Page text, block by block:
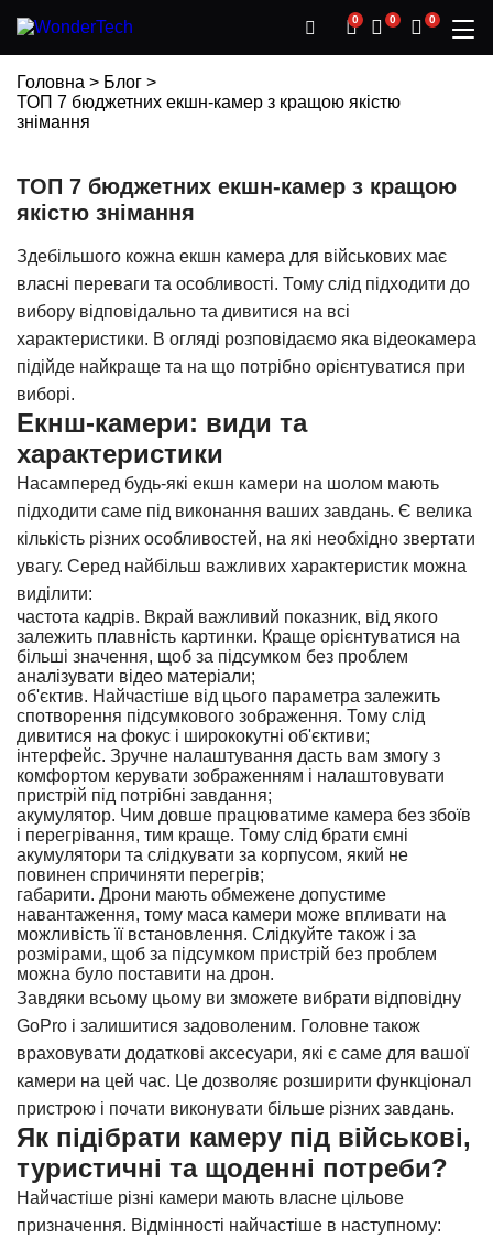
0 0 0
Головна > Блог >
ТОП 7 бюджетних екшн-камер з кращою якістю
знімання
ТОП 7 бюджетних екшн-камер з кращою
якістю знімання
Здебільшого кожна екшн камера для військових має
власні переваги та особливості. Тому слід підходити до
вибору відповідально та дивитися на всі
характеристики. В огляді розповідаємо яка відеокамера
підійде найкраще та на що потрібно орієнтуватися при
виборі.
Екнш-камери: види та
характеристики
Насамперед будь-які екшн камери на шолом мають
підходити саме під виконання ваших завдань. Є велика
кількість різних особливостей, на які необхідно звертати
увагу. Серед найбільш важливих характеристик можна
виділити:
частота кадрів. Вкрай важливий показник, від якого
залежить плавність картинки. Краще орієнтуватися на
більші значення, щоб за підсумком без проблем
аналізувати відео матеріали;
об'єктив. Найчастіше від цього параметра залежить
спотворення підсумкового зображення. Тому слід
дивитися на фокус і ширококутні об'єктиви;
інтерфейс. Зручне налаштування дасть вам змогу з
комфортом керувати зображенням і налаштовувати
пристрій під потрібні завдання;
акумулятор. Чим довше працюватиме камера без збоїв
і перегрівання, тим краще. Тому слід брати ємні
акумулятори та слідкувати за корпусом, який не
повинен спричиняти перегрів;
габарити. Дрони мають обмежене допустиме
навантаження, тому маса камери може впливати на
можливість її встановлення. Слідкуйте також і за
розмірами, щоб за підсумком пристрій без проблем
можна було поставити на дрон.
Завдяки всьому цьому ви зможете вибрати відповідну
GoPro і залишитися задоволеним. Головне також
враховувати додаткові аксесуари, які є саме для вашої
камери на цей час. Це дозволяє розширити функціонал
пристрою і почати виконувати більше різних завдань.
Як підібрати камеру під військові,
туристичні та щоденні потреби?
Найчастіше різні камери мають власне цільове
призначення. Відмінності найчастіше в наступному: